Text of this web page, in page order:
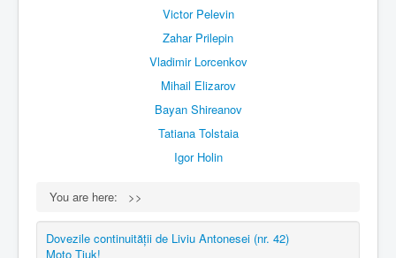
Victor Pelevin
Zahar Prilepin
Vladimir Lorcenkov
Mihail Elizarov
Bayan Shireanov
Tatiana Tolstaia
Igor Holin
You are here: >>
Dovezile continuității de Liviu Antonesei (nr. 42)
Moto Tiuk!